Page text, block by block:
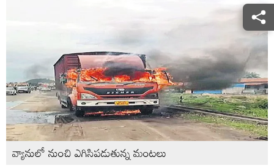
వ్యానులో నుంచి ఎగిసిపడుతున్న మంటలు